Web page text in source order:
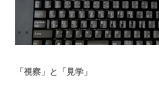
「視察」と「見学」